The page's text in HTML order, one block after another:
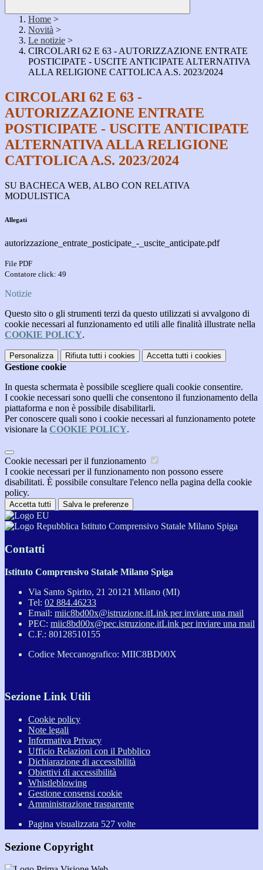
Home >
Novità >
Le notizie >
CIRCOLARI 62 E 63 - AUTORIZZAZIONE ENTRATE
POSTICIPATE - USCITE ANTICIPATE ALTERNATIVA
ALLA RELIGIONE CATTOLICA A.S. 2023/2024
CIRCOLARI 62 E 63 -
AUTORIZZAZIONE ENTRATE
POSTICIPATE - USCITE ANTICIPATE
ALTERNATIVA ALLA RELIGIONE
CATTOLICA A.S. 2023/2024
SU BACHECA WEB, ALBO CON RELATIVA
MODULISTICA
Allegati
autorizzazione_entrate_posticipate_-_uscite_anticipate.pdf
File PDF
Contatore click: 49
Notizie
Questo sito o gli strumenti terzi da questo utilizzati si avvalgono di
cookie necessari al funzionamento ed utili alle finalità illustrate nella
COOKIE POLICY.
Personalizza Rifiuta tutti i cookies Accetta tutti i cookies
Gestione cookie
In questa schermata è possibile scegliere quali cookie consentire.
I cookie necessari sono quelli che consentono il funzionamento della
piattaforma e non è possibile disabilitarli.
Per conoscere quali sono i cookie necessari al funzionamento potete
visionare la COOKIE POLICY.
Cookie necessari per il funzionamento
I cookie necessari per il funzionamento non possono essere
disabilitati. È possibile consultare l'elenco nella pagina della cookie
policy.
Accetta tutti Salva le preferenze
Istituto Comprensivo Statale Milano Spiga
Contatti
Istituto Comprensivo Statale Milano Spiga
Via Santo Spirito, 21 20121 Milano (MI)
Tel: 02 884.46233
Email: miic8bd00x@istruzione.itLink per inviare una mail
PEC: miic8bd00x@pec.istruzione.itLink per inviare una mail
C.F.: 80128510155
Codice Meccanografico: MIIC8BD00X
Sezione Link Utili
Cookie policy
Note legali
Informativa Privacy
Ufficio Relazioni con il Pubblico
Dichiarazione di accessibilità
Obiettivi di accessibilità
Whistleblowing
Gestione consensi cookie
Amministrazione trasparente
Pagina visualizzata 527 volte
Sezione Copyright